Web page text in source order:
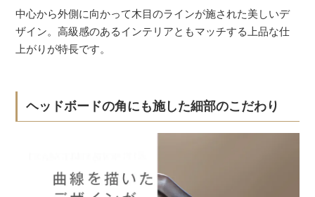
中心から外側に向かって木目のラインが施された美しいデ
ザイン。高級感のあるインテリアともマッチする上品な仕
上がりが特長です。
ヘッドボードの角にも施した細部のこだわり